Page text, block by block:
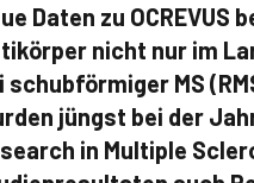
Daten zu
nicht nur im
schubförmiger MS
jüngst bei der
in Multiple